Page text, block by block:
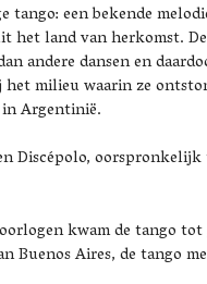
een bekende
het land van herkomst.
andere dansen en
milieu waarin ze
Argentinië.
Discépolo, oorspronkelijk
kwam de tango
Aires, de tango